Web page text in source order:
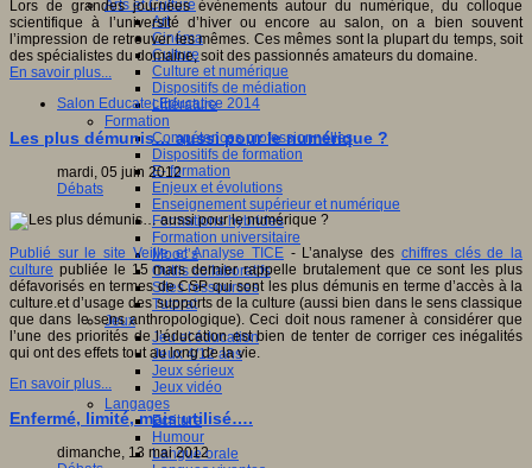
Arts et Culture
Art
Cinéma
Culture
Culture et numérique
Dispositifs de médiation
Littérature
Formation
Compétences professionnelles
Dispositifs de formation
E- formation
Enjeux et évolutions
Enseignement supérieur et numérique
Formations hybrides
Formation universitaire
Mooc’s
Outils collaboratifs
Sites ressources
Tutorat
Jeux
Jeu et éducation
Jeux 4/12 ans
Jeux sérieux
Jeux vidéo
Langages
Ecriture
Humour
Langue orale
Lors de grandes journées évènements autour du numérique, du colloque
scientifique à l’université d’hiver ou encore au salon, on a bien souvent
l’impression de retrouver les mêmes. Ces mêmes sont la plupart du temps, soit
des spécialistes du domaine, soit des passionnés amateurs du domaine.
En savoir plus...
Salon EducatecEducatice 2014
Les plus démunis… aussi pour le numérique ?
mardi, 05 juin 2012
Débats
Publié sur le site Veille et Analyse TICE - L’analyse des chiffres clés de la
culture publiée le 15 mars dernier rappelle brutalement que ce sont les plus
défavorisés en termes de CSP qui sont les plus démunis en terme d’accès à la
culture.et d’usage des supports de la culture (aussi bien dans le sens classique
que dans le sens anthropologique). Ceci doit nous ramener à considérer que
l’une des priorités de l’éducation est bien de tenter de corriger ces inégalités
qui ont des effets tout au long de la vie.
En savoir plus...
Enfermé, limité, mais utilisé….
dimanche, 13 mai 2012